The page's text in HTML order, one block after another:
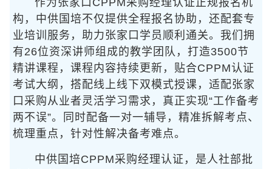
作为张家口CPPM采购经理认证正规报名机
构，中供国培不仅提供全程报名协助，还配套专
业培训服务，助力张家口学员顺利通关。我们拥
有26位资深讲师组成的教学团队，打造3500节
精讲课程，课程内容持续更新，贴合CPPM认证
考试大纲，搭配线上线下双模式授课，适配张家
口采购从业者灵活学习需求，真正实现“工作备考
两不误”。同时配备一对一辅导，精准拆解考点、
梳理重点，针对性解决备考难点。
中供国培CPPM采购经理认证，是人社部批